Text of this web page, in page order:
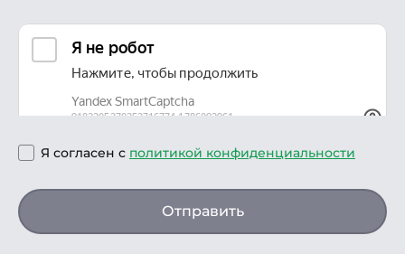
Я согласен с политикой конфиденциальности
Отправить